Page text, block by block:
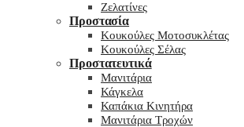
Ζελατίνες
Προστασία
Κουκούλες Μοτοσυκλέτας
Κουκούλες Σέλας
Προστατευτικά
Μανιτάρια
Κάγκελα
Καπάκια Κινητήρα
Μανιτάρια Τροχών